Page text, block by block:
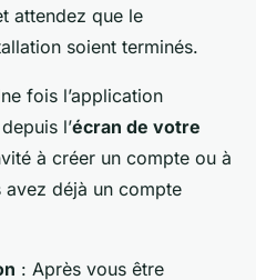
attendez que le
soient terminés.
fois l’application
l’écran de votre
à créer un compte ou à
déjà un compte
: Après vous être